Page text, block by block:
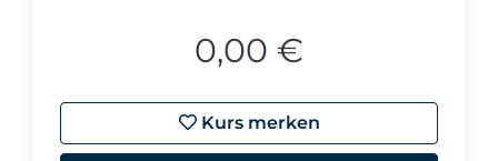
0,00 €
Kurs merken